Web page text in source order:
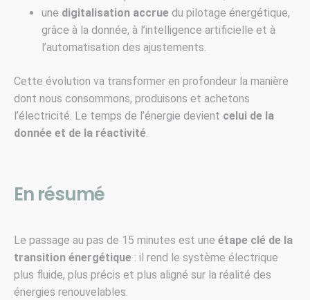
une digitalisation accrue du pilotage énergétique,
grâce à la donnée, à l’intelligence artificielle et à
l’automatisation des ajustements.
Cette évolution va transformer en profondeur la manière
dont nous consommons, produisons et achetons
l’électricité. Le temps de l’énergie devient celui de la
donnée et de la réactivité.
En résumé
Le passage au pas de 15 minutes est une étape clé de la
transition énergétique : il rend le système électrique
plus fluide, plus précis et plus aligné sur la réalité des
énergies renouvelables.